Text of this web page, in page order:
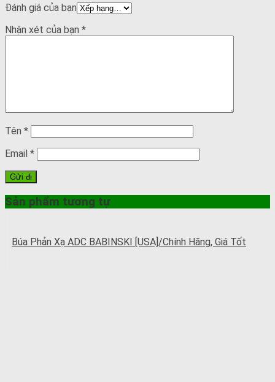
Đánh giá của bạn
Nhận xét của bạn *
Tên *
Email *
Sản phẩm tương tự
Búa Phản Xạ ADC BABINSKI [USA]/Chính Hãng, Giá Tốt